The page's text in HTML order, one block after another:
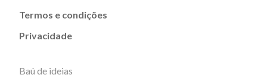
Termos e condições
Privacidade
Baú de ideias